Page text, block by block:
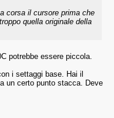
corsa il cursore prima che
quella originale della
potrebbe essere piccola.
i settaggi base. Hai il
un certo punto stacca. Deve